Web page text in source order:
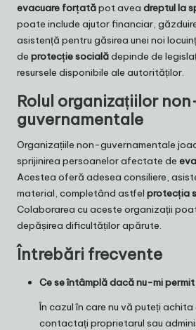
evacuare forțatăpot avea dreptul la
poate include ajutor financiar,
asistență pentru găsirea unei noi
de protecție socialădepinde de
resursele disponibile ale autorităților.
Rolul organizațiilor
guvernamentale
Organizațiile non-guvernamentale
sprijinirea persoanelor afectate de
Acestea oferă adesea consiliere,
material, completând astfel protecția
Colaborarea cu aceste organizații
depășirea dificultăților apărute.
Întrebări frecvente
Ce se întâmplă dacă nu-mi
În cazul în care nu vă puteți
contactați proprietarul sau